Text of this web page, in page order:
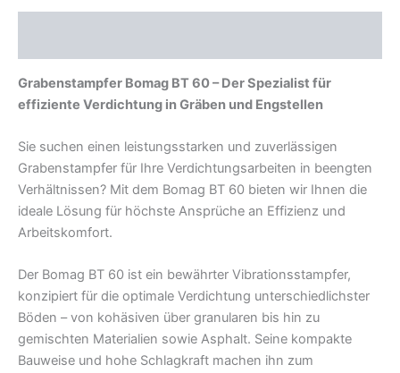
Grabenstampfer Bomag BT 60 – Der Spezialist für
effiziente Verdichtung in Gräben und Engstellen
Sie suchen einen leistungsstarken und zuverlässigen
Grabenstampfer für Ihre Verdichtungsarbeiten in beengten
Verhältnissen? Mit dem Bomag BT 60 bieten wir Ihnen die
ideale Lösung für höchste Ansprüche an Effizienz und
Arbeitskomfort.
Der Bomag BT 60 ist ein bewährter Vibrationsstampfer,
konzipiert für die optimale Verdichtung unterschiedlichster
Böden – von kohäsiven über granularen bis hin zu
gemischten Materialien sowie Asphalt. Seine kompakte
Bauweise und hohe Schlagkraft machen ihn zum